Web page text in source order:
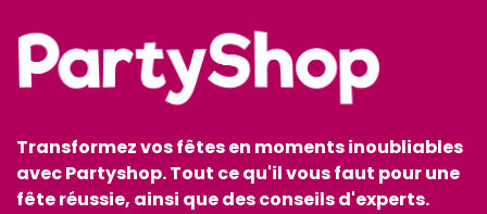
Transformez vos fêtes en moments inoubliables
avec Partyshop. Tout ce qu'il vous faut pour une
fête réussie, ainsi que des conseils d'experts.